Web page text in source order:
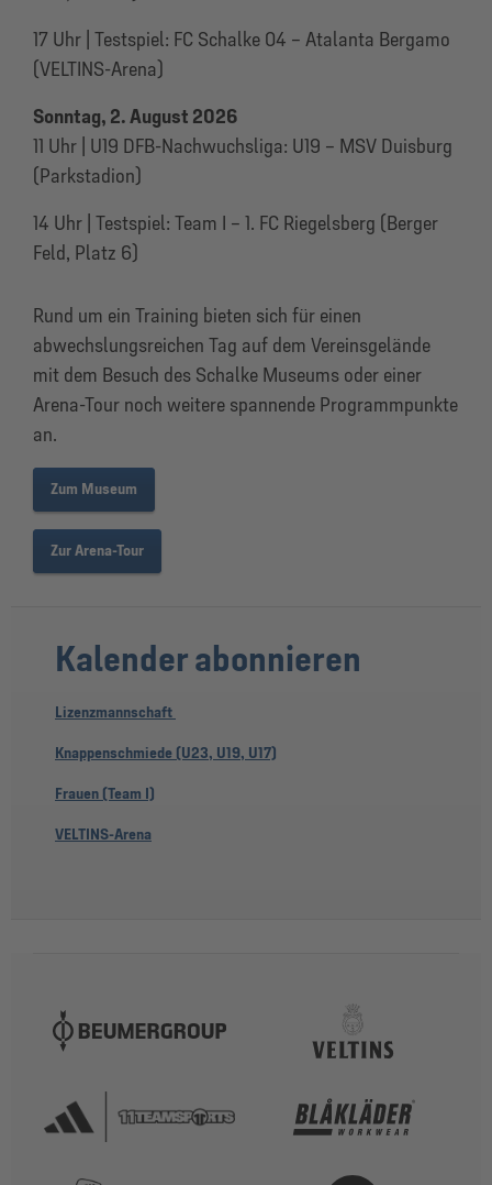
17 Uhr | Testspiel: FC Schalke 04 – Atalanta Bergamo
(VELTINS-Arena)
Sonntag, 2. August 2026
11 Uhr | U19 DFB-Nachwuchsliga: U19 – MSV Duisburg
(Parkstadion)
14 Uhr | Testspiel: Team I – 1. FC Riegelsberg (Berger
Feld, Platz 6)
Rund um ein Training bieten sich für einen
abwechslungsreichen Tag auf dem Vereinsgelände
mit dem Besuch des Schalke Museums oder einer
Arena-Tour noch weitere spannende Programmpunkte
an.
Zum Museum
Zur Arena-Tour
Kalender abonnieren
Lizenzmannschaft
Knappenschmiede (U23, U19, U17)
Frauen (Team I)
VELTINS-Arena